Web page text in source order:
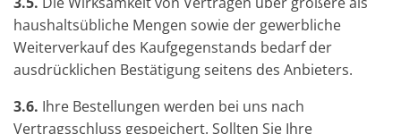
haushaltsübliche Mengen sowie der gewerbliche
Weiterverkauf des Kaufgegenstands bedarf der
ausdrücklichen Bestätigung seitens des Anbieters.
3.6. Ihre Bestellungen werden bei uns nach
Vertragsschluss gespeichert. Sollten Sie Ihre